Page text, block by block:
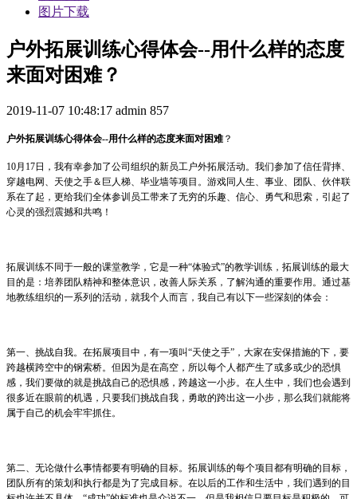
图片下载
户外拓展训练心得体会--用什么样的态度
来面对困难？
2019-11-07 10:48:17 admin 857
户外拓展训练心得体会--用什么样的态度来面对困难 ？
10月 17日，我有幸参加了公司组织的新员工户外拓展活动。我们参加了信任背摔、
穿越电网、天使之手＆巨人梯、毕业墙等项目。游戏同人生、事业、团队、伙伴联
系在了起，更给我们全体参训员工带来了无穷的乐趣、信心、勇气和思索，引起了
心灵的强烈震撼和共鸣！
拓展训练不同于一般的课堂教学，它是一种“体验式”的教学训练，拓展训练的最大
目的是：培养团队精神和整体意识，改善人际关系，了解沟通的重要作用。通过基
地教练组织的一系列的活动，就我个人而言，我自己有以下一些深刻的体会：
第一、挑战自我。在拓展项目中，有一项叫“天使之手”，大家在安保措施的下，要
跨越横跨空中的钢索桥。但因为是在高空，所以每个人都产生了或多或少的恐惧
感，我们要做的就是挑战自己的恐惧感，跨越这一小步。在人生中，我们也会遇到
很多近在眼前的机遇，只要我们挑战自我，勇敢的跨出这一小步，那么我们就能将
属于自己的机会牢牢抓住。
第二、无论做什么事情都要有明确的目标。拓展训练的每个项目都有明确的目标，
团队所有的策划和执行都是为了完成目标。在以后的工作和生活中，我们遇到的目